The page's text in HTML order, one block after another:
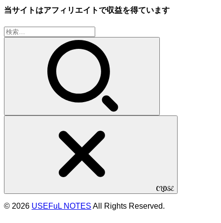
当サイトはアフィリエイトで収益を得ています
検
索:
CLOSE
© 2026 USEFuL NOTES All Rights Reserved.